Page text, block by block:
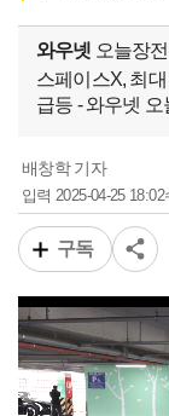
와우넷 오늘장
스페이스X, 최
급등 - 와우넷
배창학 기자
입력2025-04-25 18:02
구독